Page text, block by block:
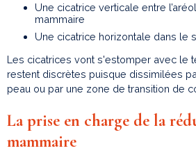
Une cicatrice verticale entre
mammaire
Une cicatrice horizontale dans le
Les cicatrices vont s'estomper avec le
restent discrètes puisque dissimilées
peau ou par une zone de transition de
La prise en charge de la
mammaire